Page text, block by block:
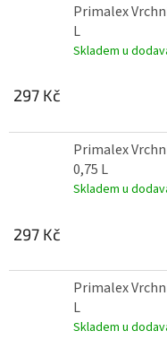
Primalex
L
Skladem u
297 Kč
Primalex
0,75 L
Skladem u
297 Kč
Primalex
L
Skladem u